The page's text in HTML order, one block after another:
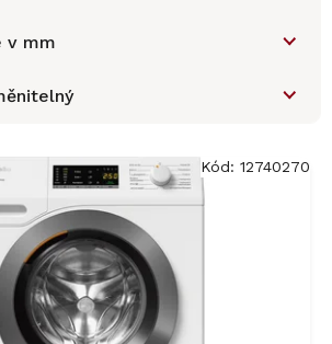
v mm
Kód: 12740270